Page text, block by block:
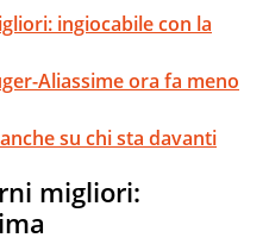
ingiocabile con la
Aliassime ora fa meno
su chi sta davanti
migliori: